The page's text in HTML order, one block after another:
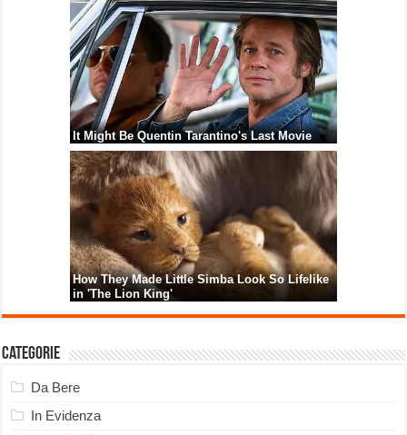
Categorie
Da Bere
In Evidenza